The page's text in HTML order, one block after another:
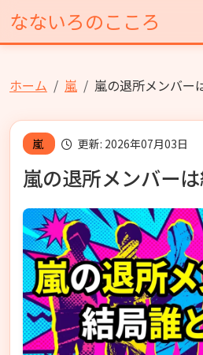
なないろのこころ
ホーム 嵐 嵐の退所メンバー
嵐 更新: 2026年07月03日
嵐の退所メンバー